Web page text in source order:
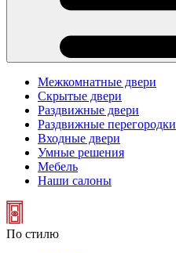
Межкомнатные двери
Скрытые двери
Раздвижные двери
Раздвижные перегородки
Входные двери
Умные решения
Мебель
Наши салоны
По стилю